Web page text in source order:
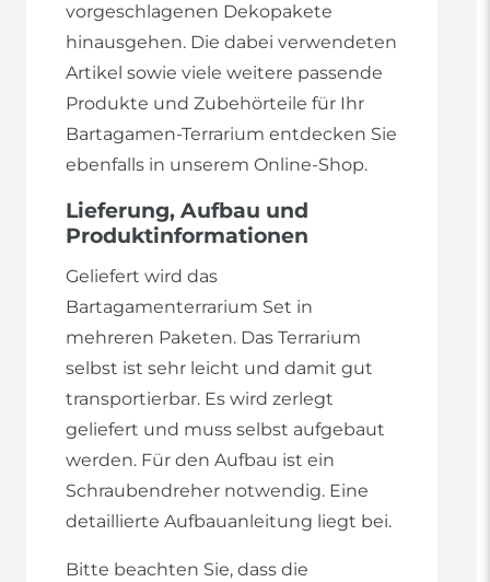
vorgeschlagenen Dekopakete
hinausgehen. Die dabei verwendeten
Artikel sowie viele weitere passende
Produkte und Zubehörteile für Ihr
Bartagamen-Terrarium entdecken Sie
ebenfalls in unserem Online-Shop.
Lieferung, Aufbau und
Produktinformationen
Geliefert wird das
Bartagamenterrarium Set in
mehreren Paketen. Das Terrarium
selbst ist sehr leicht und damit gut
transportierbar. Es wird zerlegt
geliefert und muss selbst aufgebaut
werden. Für den Aufbau ist ein
Schraubendreher notwendig. Eine
detaillierte Aufbauanleitung liegt bei.
Bitte beachten Sie, dass die